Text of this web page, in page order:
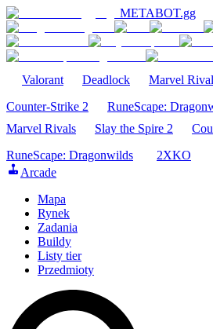
METABOT.gg
Valorant Deadlock Marvel
Counter-Strike 2
RuneScape:
Marvel Rivals
Slay the Spire 2
RuneScape: Dragonwilds
2XKO
Arcade
Mapa
Rynek
Zadania
Buildy
Listy tier
Przedmioty